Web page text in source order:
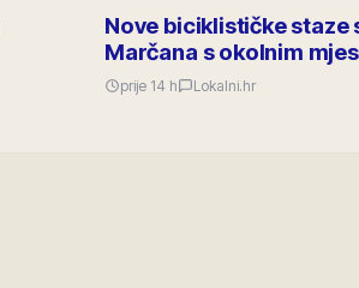
Nove biciklističke staze
Marčana s okolnim
prije 14 h Lokalni.hr